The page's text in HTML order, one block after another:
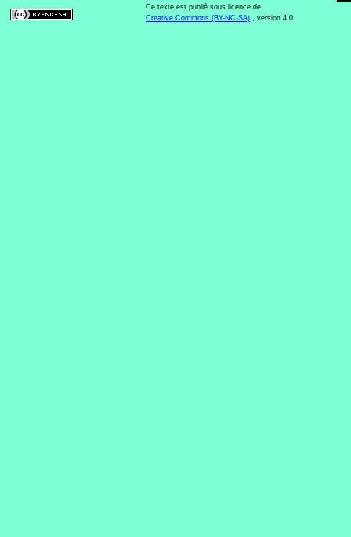
Ce texte est publié sous licence de
Creative Commons (BY-NC-SA) , version 4.0.